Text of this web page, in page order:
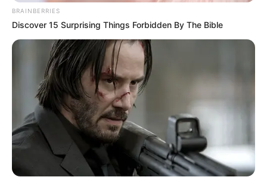
Εύβοια: Θρήνος για παλικάρι που δεν
κατάφερε να κρατηθεί στην ζωή
Σοβαρό τροχαίο στην Εύβοια: Ώρες αγωνίας
για γυναίκα
Ακολουθήστε το evianews.com στο Google
News
ΤΑ ΠΙΟ ΔΗΜΟΦΙΛΗ
BRAINBERRIES
Discover 15 Surprising Things Forbidden By The Bible